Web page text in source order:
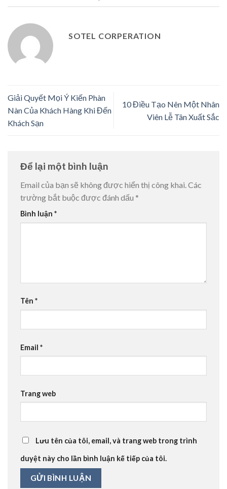
SOTEL CORPERATION
Giải Quyết Mọi Ý Kiến Phàn
Nàn Của Khách Hàng Khi Đến
Khách Sạn
10 Điều Tạo Nên Một Nhân
Viên Lễ Tân Xuất Sắc
Để lại một bình luận
Email của bạn sẽ không được hiển thị công khai.Các
trường bắt buộc được đánh dấu *
Bình luận *
Tên *
Email *
Trang web
Lưu tên của tôi, email, và trang web trong trình
duyệt này cho lần bình luận kế tiếp của tôi.